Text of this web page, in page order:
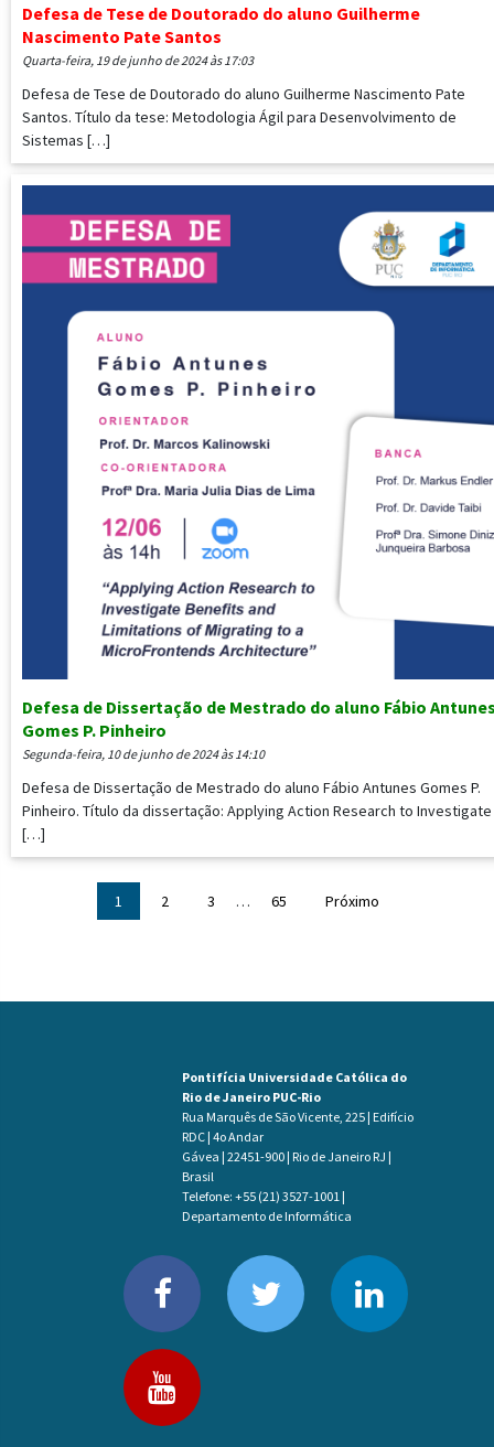
Defesa de Tese de Doutorado do aluno Guilherme
Nascimento Pate Santos
quarta-feira, 19 de junho de 2024 às 17:03
Defesa de Tese de Doutorado do aluno Guilherme Nascimento Pate
Santos. Título da tese: Metodologia Ágil para Desenvolvimento de
Sistemas […]
Defesa de Dissertação de Mestrado do aluno Fábio
Gomes P. Pinheiro
segunda-feira, 10 de junho de 2024 às 14:10
Defesa de Dissertação de Mestrado do aluno Fábio Antunes Gomes P.
Pinheiro. Título da dissertação: Applying Action Research to Investigate
[…]
1 2 3 … 65 Próximo
Pontifícia Universidade Católica do
Rio de Janeiro PUC-Rio
Rua Marquês de São Vicente, 225 | Edifício
RDC | 4o Andar
Gávea | 22451-900 | Rio de Janeiro RJ |
Brasil
Telefone: +55 (21) 3527-1001 |
Departamento de Informática